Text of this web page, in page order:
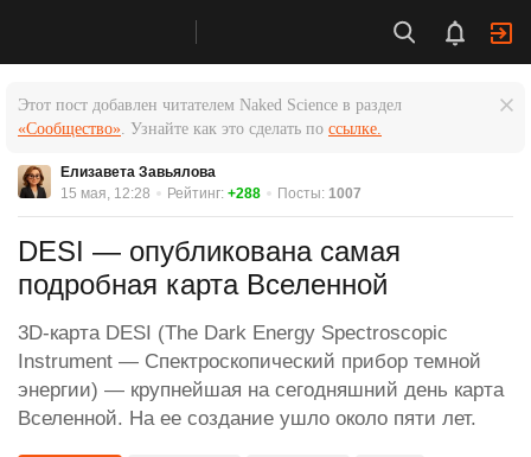
Этот пост добавлен читателем Naked Science в раздел
«Сообщество». Узнайте как это сделать по ссылке.
Елизавета Завьялова
15 мая, 12:28
Рейтинг: +288 Посты: 1007
DESI — опубликована самая
подробная карта Вселенной
3D-карта DESI (The Dark Energy Spectroscopic
Instrument — Спектроскопический прибор темной
энергии) — крупнейшая на сегодняшний день карта
Вселенной. На ее создание ушло около пяти лет.